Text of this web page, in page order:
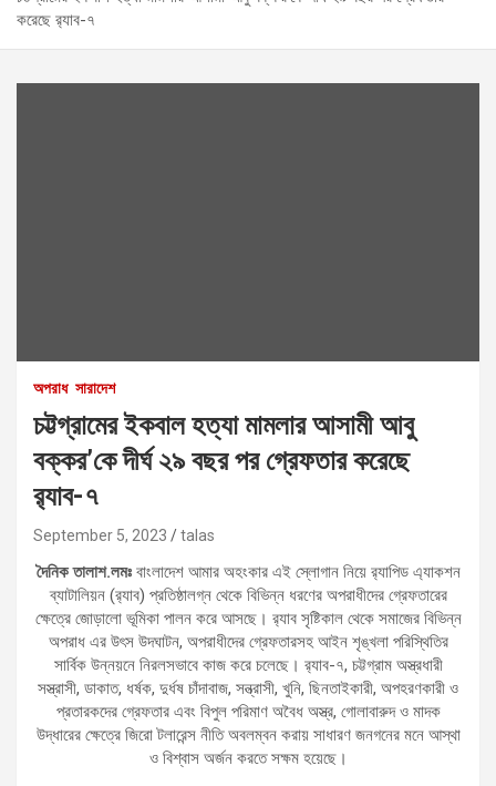
করেছে র‌্যাব-৭
অপরাধ সারাদেশ
চট্টগ্রামের ইকবাল হত্যা মামলার আসামী আবু
বক্কর’কে দীর্ঘ ২৯ বছর পর গ্রেফতার করেছে
র‌্যাব-৭
September 5, 2023 talas
দৈনিক তালাশ.লমঃ বাংলাদেশ আমার অহংকার এই স্লোগান নিয়ে র‌্যাপিড এ্যাকশন
ব্যাটালিয়ন (র‌্যাব) প্রতিষ্ঠালগ্ন থেকে বিভিন্ন ধরণের অপরাধীদের গ্রেফতারের
ক্ষেত্রে জোড়ালো ভূমিকা পালন করে আসছে। র‌্যাব সৃষ্টিকাল থেকে সমাজের বিভিন্ন
অপরাধ এর উৎস উদঘাটন, অপরাধীদের গ্রেফতারসহ আইন শৃঙ্খলা পরিস্থিতির
সার্বিক উন্নয়নে নিরলসভাবে কাজ করে চলেছে। র‌্যাব-৭, চট্টগ্রাম অস্ত্রধারী
সস্ত্রাসী, ডাকাত, ধর্ষক, দুর্ধষ চাঁদাবাজ, সন্ত্রাসী, খুনি, ছিনতাইকারী, অপহরণকারী ও
প্রতারকদের গ্রেফতার এবং বিপুল পরিমাণ অবৈধ অস্ত্র, গোলাবারুদ ও মাদক
উদ্ধারের ক্ষেত্রে জিরো টলারেন্স নীতি অবলম্বন করায় সাধারণ জনগনের মনে আস্থা
ও বিশ্বাস অর্জন করতে সক্ষম হয়েছে।